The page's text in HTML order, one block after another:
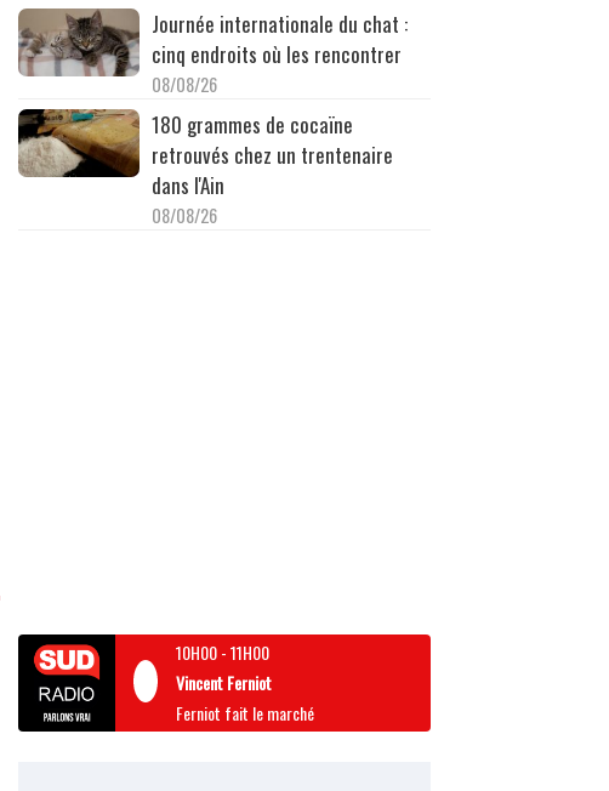
Journée internationale du chat :
cinq endroits où les rencontrer
08/08/26
180 grammes de cocaïne
retrouvés chez un trentenaire
dans l'Ain
08/08/26
10H00-11H00
Vincent Ferniot
Ferniot fait le marché